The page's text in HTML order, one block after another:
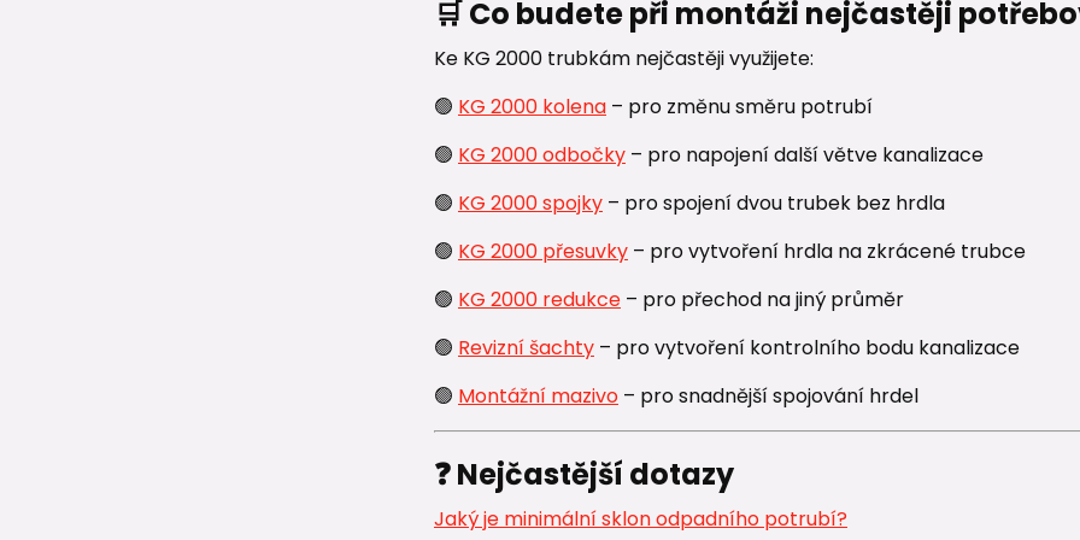
🛒 Co budete při montáži nejčastěji
Ke KG 2000 trubkám nejčastěji využijete:
🟢 KG 2000 kolena– pro změnu směru potrubí
🟢 KG 2000 odbočky– pro napojení další větve kanalizace
🟢 KG 2000 spojky– pro spojení dvou trubek bez hrdla
🟢 KG 2000 přesuvky– pro vytvoření hrdla na zkrácené trubce
🟢 KG 2000 redukce– pro přechod na jiný průměr
🟢 Revizní šachty– pro vytvoření kontrolního bodu kanalizace
🟢 Montážní mazivo– pro snadnější spojování hrdel
❓ Nejčastější dotazy
Jaký je minimální sklon odpadního potrubí?